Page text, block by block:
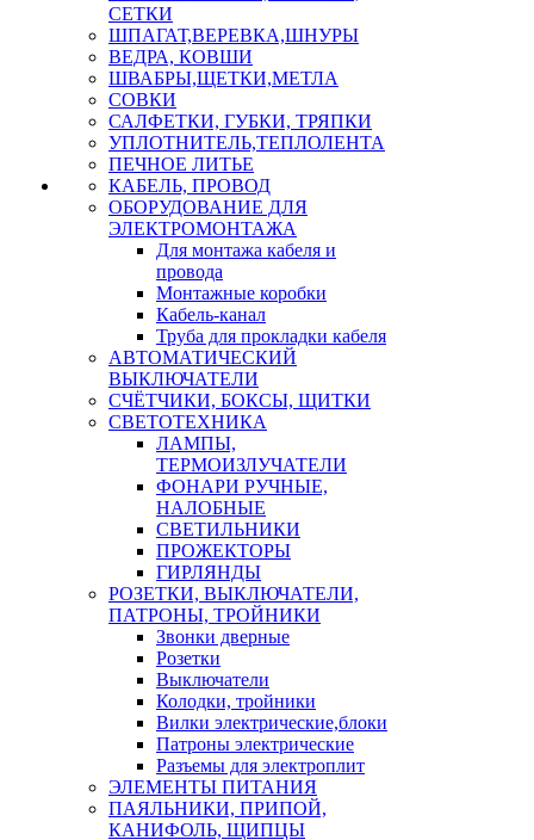
СЕТКИ
ШПАГАТ,ВЕРЕВКА,ШНУРЫ
ВЕДРА, КОВШИ
ШВАБРЫ,ЩЕТКИ,МЕТЛА
СОВКИ
САЛФЕТКИ, ГУБКИ, ТРЯПКИ
УПЛОТНИТЕЛЬ,ТЕПЛОЛЕНТА
ПЕЧНОЕ ЛИТЬЕ
КАБЕЛЬ, ПРОВОД
ОБОРУДОВАНИЕ ДЛЯ
ЭЛЕКТРОМОНТАЖА
Для монтажа кабеля и
провода
Монтажные коробки
Кабель-канал
Труба для прокладки кабеля
АВТОМАТИЧЕСКИЙ
ВЫКЛЮЧАТЕЛИ
СЧЁТЧИКИ, БОКСЫ, ЩИТКИ
СВЕТОТЕХНИКА
ЛАМПЫ,
ТЕРМОИЗЛУЧАТЕЛИ
ФОНАРИ РУЧНЫЕ,
НАЛОБНЫЕ
СВЕТИЛЬНИКИ
ПРОЖЕКТОРЫ
ГИРЛЯНДЫ
РОЗЕТКИ, ВЫКЛЮЧАТЕЛИ,
ПАТРОНЫ, ТРОЙНИКИ
Звонки дверные
Розетки
Выключатели
Колодки, тройники
Вилки электрические,блоки
Патроны электрические
Разъемы для электроплит
ЭЛЕМЕНТЫ ПИТАНИЯ
ПАЯЛЬНИКИ, ПРИПОЙ,
КАНИФОЛЬ, ЩИПЦЫ